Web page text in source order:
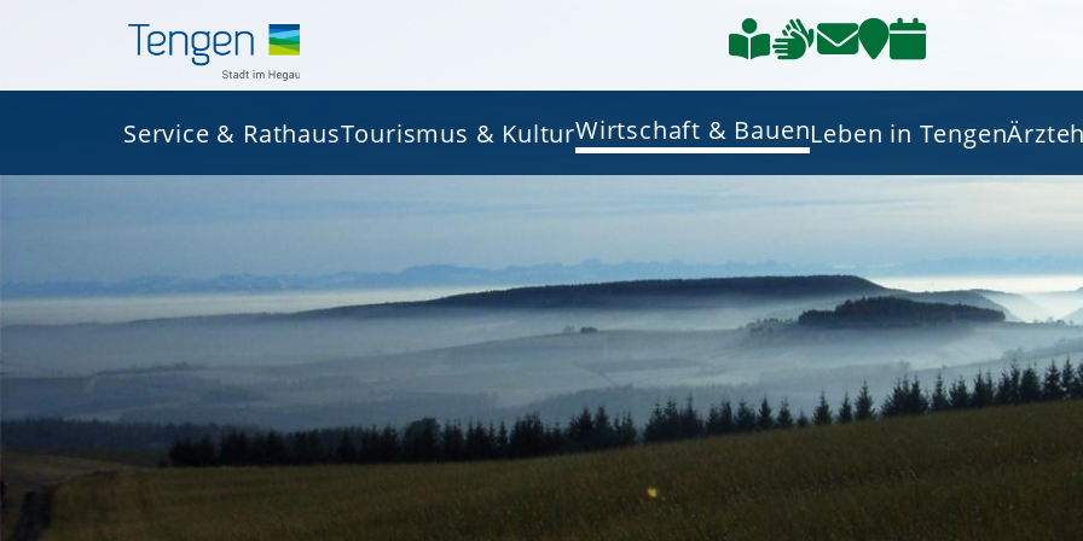
Service & RathausTourismus & KulturWirtschaft & BauenLeben in Tengen